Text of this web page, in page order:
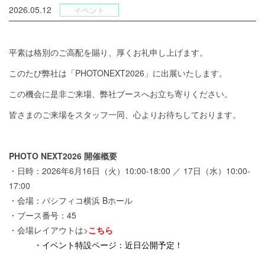
2026.05.12 イベント
平素は格別のご高配を賜り、厚くお礼申し上げます。
このたび弊社は「PHOTONEXT2026」に出展いたします。
この機会に是非ご来場、弊社ブースへお立ち寄りください。
皆さまのご来場をスタッフ一同、心よりお待ちしております。
PHOTO NEXT2026 開催概要
・日時：2026年6月16日（火）10:00-18:00 ／ 17日（水）10:00-
17:00
・会場：パシフィコ横浜 Bホール
・ブース番号：45
・会場レイアウトは>こちら
・ イベント特設ページ：近日公開予定！